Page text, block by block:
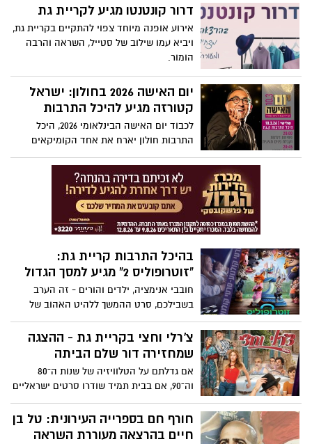
להופעה חגיגית עם כל הלהיטים האהובים -
לצד שירים חדשים ומרגשים מתוך האלבום
החדש.
דרור קונטנטו מגיע לקריית גת
אירוע אופנה מיוחד צפוי להתקיים בקריית גת,
ויביא עמו שילוב של סטייל, השראה והרבה
הומור.
יום האישה 2026 בחולון: ישראל
קטורזה מגיע להיכל התרבות
לכבוד יום האישה הבינלאומי 2026, היכל
התרבות חולון יארח את אחד הקומיקאים
האהובים והמצליחים בישראל – ישראל
קטורזה – במופע סטנד־אפ קורע מצחוק
שמבטיח ערב מלא הומור, אנרגיה וצחוק בלתי
פוסק.
בהיכל התרבות קריית גת:
“זוטרופוליס 2” מגיע למסך הגדול
חובבי אנימציה, ילדים והורים - זה הערב
בשבילכם, סרט ההמשך ללהיט האהוב של
דיסני, זוטרופוליס 2, מגיע להקרנה חגיגית
בהיכל התרבות ומבטיח חוויה קולנועית
צבעונית, מצחיקה ומרגשת לכל המשפחה.
צ’רלי וחצי בקריית גת - ההצגה
שמחזירה דור שלם הביתה
אם גדלתם על הטלוויזיה של שנות ה־80
וה־90, אם בבית תמיד שודרו סרטים ישראליים
קלאסיים, ואם המשפט “מי מתעסק? זה
מיקו!” עדיין מתנגן לכם בראש - זו בדיוק
ההצגה בשבילכם.
חורף חם בספרייה העירונית: טל בן
חיים בהרצאה מעוררת השראה